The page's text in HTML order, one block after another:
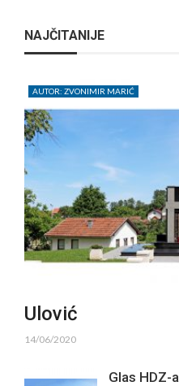
NAJČITANIJE
AUTOR: ZVONIMIR MARIĆ
Ulović
14/06/2020
Glas HDZ-a